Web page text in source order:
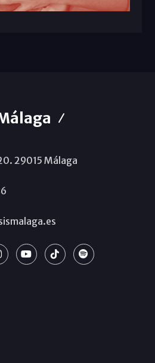
29015 Málaga